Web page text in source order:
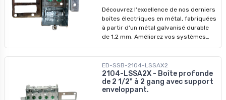
Découvrez l'excellence de nos derniers
boîtes électriques en métal, fabriquées
à partir d'un métal galvanisé durable
de 1,2 mm. Améliorez vos systèmes
surpasser les modèles précédents. Ne
manquez pas nos prix imbattables -
profitez-en pour révolutionner vos
installations dès aujourd'hui !
ED-SSB-2104-LSSAX2
2104-LSSA2X - Boîte profonde
de 2 1/2" à 2 gang avec support
enveloppant.